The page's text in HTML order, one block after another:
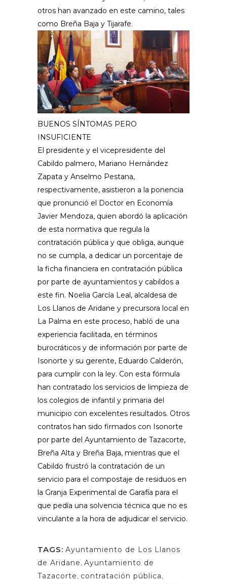
otros han avanzado en este camino, tales
como Breña Baja y Tijarafe.
BUENOS SÍNTOMAS PERO
INSUFICIENTE
El presidente y el vicepresidente del
Cabildo palmero, Mariano Hernández
Zapata y Anselmo Pestana,
respectivamente, asistieron a la ponencia
que pronunció el Doctor en Economía
Javier Mendoza, quien abordó la aplicación
de esta normativa que regula la
contratación pública y que obliga, aunque
no se cumpla, a dedicar un porcentaje de
la ficha financiera en contratación pública
por parte de ayuntamientos y cabildos a
este fin. Noelia García Leal, alcaldesa de
Los Llanos de Aridane y precursora local en
La Palma en este proceso, habló de una
experiencia facilitada, en términos
burocráticos y de información por parte de
Isonorte y su gerente, Eduardo Calderón,
para cumplir con la ley. Con esta fórmula
han contratado los servicios de limpieza de
los colegios de infantil y primaria del
municipio con excelentes resultados. Otros
contratos han sido firmados con Isonorte
por parte del Ayuntamiento de Tazacorte,
Breña Alta y Breña Baja, mientras que el
Cabildo frustró la contratación de un
servicio para el compostaje de residuos en
la Granja Experimental de Garafía para el
que pedía una solvencia técnica que no es
vinculante a la hora de adjudicar el servicio.
TAGS: Ayuntamiento de Los Llanos
de Aridane, Ayuntamiento de
Tazacorte, contratación pública,